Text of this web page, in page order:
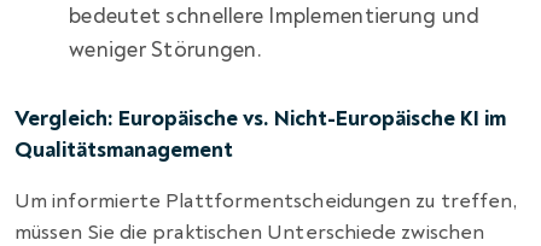
bedeutet schnellere Implementierung und
weniger Störungen.
Vergleich: Europäische vs. Nicht-Europäische KI im
Qualitätsmanagement
Um informierte Plattformentscheidungen zu treffen,
müssen Sie die praktischen Unterschiede zwischen